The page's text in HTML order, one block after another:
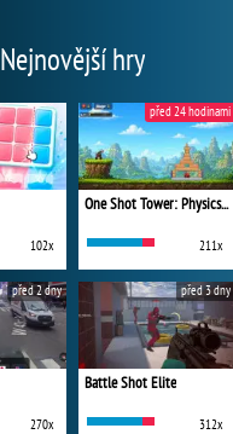
Nejnovější hry
102x
One Shot Tower: Physics Destroyer
211x
před 24 hodinami
270x
před 2 dny
Battle Shot Elite
312x
před 3 dny